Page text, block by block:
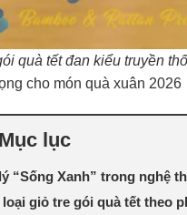
quà tết đan kiểu truyền
cho món quà xuân 2026
Mục lục
“Sống Xanh” trong nghệ
loại giỏ tre gói quà tết theo